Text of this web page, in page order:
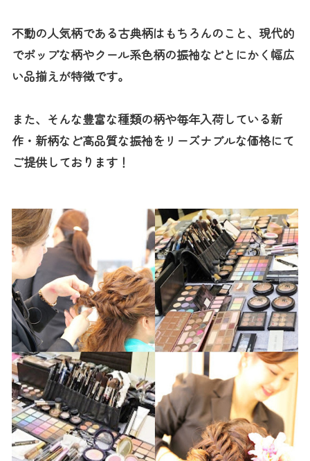
不動の人気柄である古典柄はもちろんのこと、現代的
でポップな柄やクール系色柄の振袖などとにかく幅広
い品揃えが特徴です。
また、そんな豊富な種類の柄や毎年入荷している新
作・新柄など高品質な振袖をリーズナブルな価格にて
ご提供しております！